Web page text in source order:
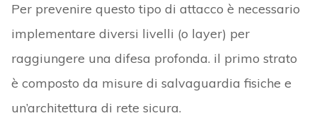
Per prevenire questo tipo di attacco è necessario
implementare diversi livelli (o layer) per
raggiungere una difesa profonda. il primo strato
è composto da misure di salvaguardia fisiche e
un’architettura di rete sicura.